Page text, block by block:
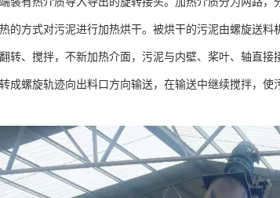
的方式对污泥进行加热烘干。被烘干的污泥由螺旋送
转、搅拌，不新加热介面，污泥与内壁、桨叶、轴直
成螺旋轨迹向出料口方向输送，在输送中继续搅拌，